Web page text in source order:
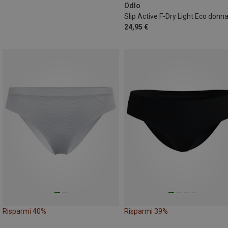
Odlo
Slip Active F-Dry Light Eco donna
24,95 €
Risparmi 40% Risparmi 39%